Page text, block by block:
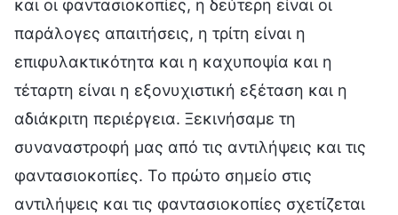
και οι φαντασιοκοπίες, η δεύτερη είναι οι
παράλογες απαιτήσεις, η τρίτη είναι η
επιφυλακτικότητα και η καχυποψία και η
τέταρτη είναι η εξονυχιστική εξέταση και η
αδιάκριτη περιέργεια. Ξεκινήσαμε τη
συναναστροφή μας από τις αντιλήψεις και τις
φαντασιοκοπίες. Το πρώτο σημείο στις
αντιλήψεις και τις φαντασιοκοπίες σχετίζεται